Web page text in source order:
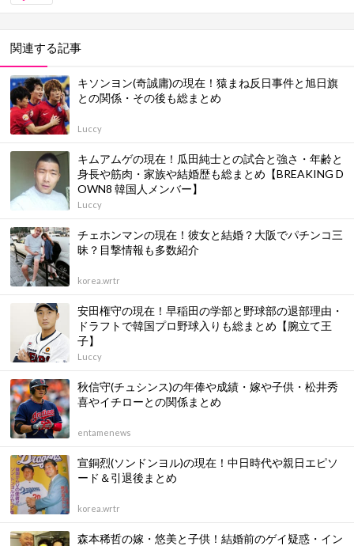
関連する記事
キソンヨン(奇誠庸)の現在！猿まね反日事件と旭日旗
との関係・その後も総まとめ
Luccy
キムアムゲの現在！瓜田純士との試合と強さ・年齢と
身長や筋肉・家族や結婚歴も総まとめ【BREAKING D
OWN8 韓国人メンバー】
Luccy
チェホンマンの現在！彼女と結婚？大阪でパチンコ三
昧？目撃情報も多数紹介
korea.wrtr
安田権守の現在！早稲田の学部と野球部の退部理由・
ドラフトで韓国プロ野球入りも総まとめ【腕立て王
子】
Luccy
秋信守(チュシンス)の年俸や成績・嫁や子供・松井秀
喜やイチローとの関係まとめ
entamenews
宣銅烈(ソンドンヨル)の現在！中日時代や親日エピソ
ード＆引退後まとめ
korea.wrtr
森本稀哲の嫁・悠美と子供！結婚前のゲイ疑惑・イン